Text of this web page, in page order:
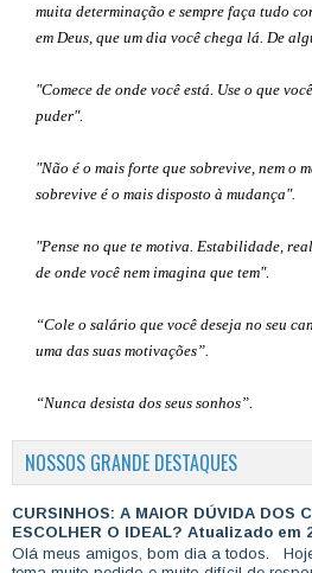
muita determinação e sempre faça tudo
em Deus, que um dia você chega lá. De
"Comece de onde você está. Use o que
puder".
"Não é o mais forte que sobrevive, nem o
sobrevive é o mais disposto à mudança".
"Pense no que te motiva. Estabilidade,
de onde você nem imagina que tem".
“Cole o salário que você deseja no seu
uma das suas motivações”
“Nunca desista dos seus sonhos”.
NOSSOS GRANDE DESTAQUES
CURSINHOS: A MAIOR DÚVIDA DOS
ESCOLHER O IDEAL? Atualizado em
Olá meus amigos, bom dia a todos.